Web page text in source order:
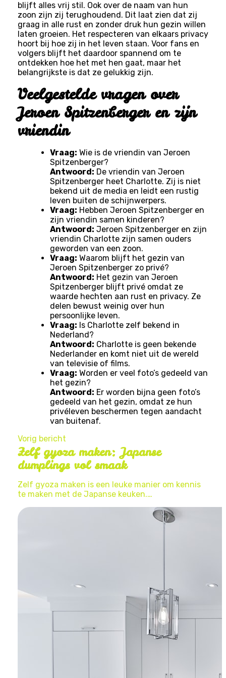
blijft alles vrij stil. Ook over de naam van hun
zoon zijn zij terughoudend. Dit laat zien dat zij
graag in alle rust en zonder druk hun gezin willen
laten groeien. Het respecteren van elkaars privacy
hoort bij hoe zij in het leven staan. Voor fans en
volgers blijft het daardoor spannend om te
ontdekken hoe het met hen gaat, maar het
belangrijkste is dat ze gelukkig zijn.
Veelgestelde vragen over
Jeroen Spitzenberger en zijn
vriendin
Vraag: Wie is de vriendin van Jeroen
Spitzenberger?
Antwoord: De vriendin van Jeroen
Spitzenberger heet Charlotte. Zij is niet
bekend uit de media en leidt een rustig
leven buiten de schijnwerpers.
Vraag: Hebben Jeroen Spitzenberger en
zijn vriendin samen kinderen?
Antwoord: Jeroen Spitzenberger en zijn
vriendin Charlotte zijn samen ouders
geworden van een zoon.
Vraag: Waarom blijft het gezin van
Jeroen Spitzenberger zo privé?
Antwoord: Het gezin van Jeroen
Spitzenberger blijft privé omdat ze
waarde hechten aan rust en privacy. Ze
delen bewust weinig over hun
persoonlijke leven.
Vraag: Is Charlotte zelf bekend in
Nederland?
Antwoord: Charlotte is geen bekende
Nederlander en komt niet uit de wereld
van televisie of films.
Vraag: Worden er veel foto’s gedeeld van
het gezin?
Antwoord: Er worden bijna geen foto’s
gedeeld van het gezin, omdat ze hun
privéleven beschermen tegen aandacht
van buitenaf.
Vorig bericht
Zelf gyoza maken: Japanse
dumplings vol smaak
Zelf gyoza maken is een leuke manier om kennis
te maken met de Japanse keuken.…